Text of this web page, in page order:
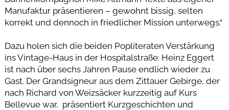
Manufaktur präsentieren – gewohnt bissig, selten
korrekt und dennoch in friedlicher Mission unterwegs.“
Dazu holen sich die beiden Popliteraten Verstärkung
ins Vintage-Haus in der Hospitalstraße: Heinz Eggert
ist nach über sechs Jahren Pause endlich wieder zu
Gast. Der Grandsigneur aus dem Zittauer Gebirge, der
nach Richard von Weizsäcker kurzzeitig auf Kurs
Bellevue war, präsentiert Kurzgeschichten und